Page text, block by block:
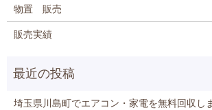
物置 販売
販売実績
埼玉県川島町でエアコン・家電を無料回収し